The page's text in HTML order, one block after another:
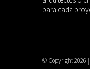
para cada
© Copyright2026 |